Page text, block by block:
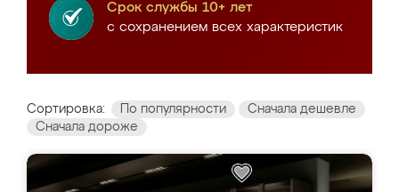
Срок службы 10+ лет
с сохранением всех характеристик
Сортировка: По популярности
Сначала дешевле
Сначала дороже